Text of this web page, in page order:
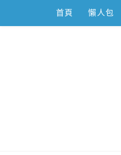
content
首頁 懶人包